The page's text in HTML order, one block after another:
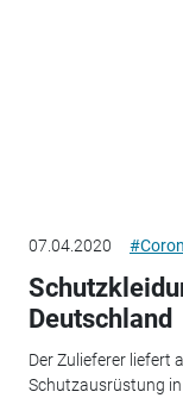
07.04.2020
Deutschland
Der Zulieferer liefert
Schutzausrüstung in